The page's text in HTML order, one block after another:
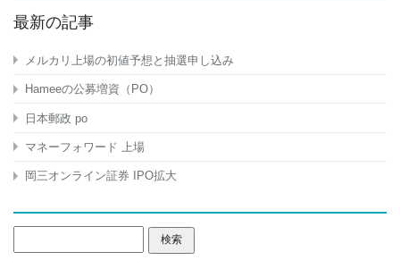
最新の記事
メルカリ上場の初値予想と抽選申し込み
Hameeの公募増資（PO）
日本郵政 po
マネーフォワード 上場
岡三オンライン証券 IPO拡大
索: